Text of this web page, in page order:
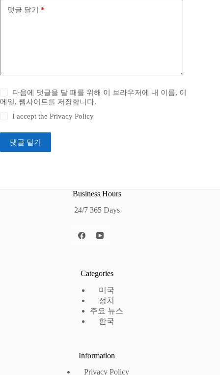
댓글 달기 *
다음에 댓글을 달 때를 위해 이 브라우저에 내 이름, 이
메일, 웹사이트를 저장합니다.
I accept thePrivacy Policy
댓글 달기
Business Hours
24/7 365 Days
Categories
미국
정치
주요 뉴스
한국
Information
Privacy Policy